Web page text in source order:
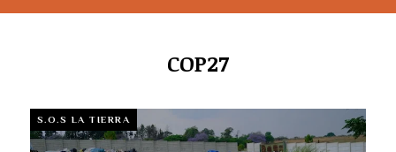
COP27
S.O.S LA TIERRA